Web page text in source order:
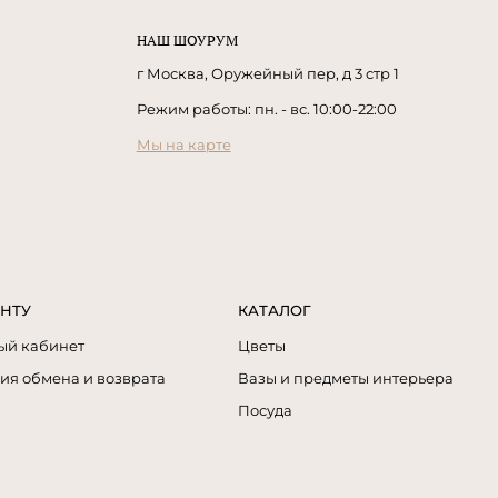
НАШ ШОУРУМ
г Москва, Оружейный пер, д 3 стр 1
Режим работы: пн. - вс. 10:00-22:00
Мы на карте
кабинет
обмена и возврата
КАТАЛОГ
Цветы
Вазы и предметы интерьера
Посуда